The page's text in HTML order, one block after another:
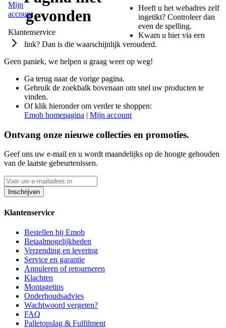
Mijn
account
Klantenservice
Heeft u het webadres zelf
ingetikt? Controleer dan
even de spelling.
Kwam u hier via een
link? Dan is die waarschijnlijk verouderd.
Geen paniek, we helpen u graag weer op weg!
Ga terug naar de vorige pagina.
Gebruik de zoekbalk bovenaan om snel uw producten te
vinden.
Of klik hieronder om verder te shoppen:
Emob homepagina | Mijn account
Ontvang onze nieuwe collecties en promoties.
Geef ons uw e-mail en u wordt maandelijks op de hoogte gehouden
van de laatste gebeurtenissen.
Inschrijven
Klantenservice
Bestellen bij Emob
Betaalmogelijkheden
Verzending en levering
Service en garantie
Annuleren of retourneren
Klachten
Montagetips
Onderhoudsadvies
Wachtwoord vergeten?
FAQ
Palletopslag & Fulfilment